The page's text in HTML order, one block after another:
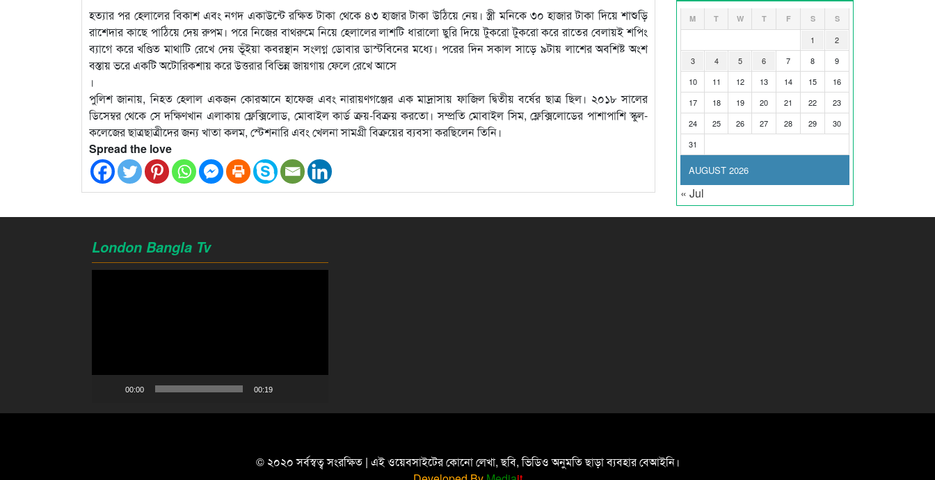
হত্যার পর হেলালের বিকাশ এবং নগদ একাউন্টে রক্ষিত টাকা থেকে ৪৩ হাজার টাকা উঠিয়ে নেয়। স্ত্রী মনিকে ৩০ হাজার টাকা দিয়ে শাশুড়ি
রাশেদার কাছে পাঠিয়ে দেয় রুপম। পরে নিজের বাথরুমে নিয়ে হেলালের লাশটি ধারালো ছুরি দিয়ে টুকরো টুকরো করে রাতের বেলায়ই শপিং
ব্যাগে করে খণ্ডিত মাথাটি রেখে দেয় ভূঁইয়া কবরস্থান সংলগ্ন ডোবার ডাস্টবিনের মধ্যে। পরের দিন সকাল সাড়ে ৯টায় লাশের অবশিষ্ট অংশ
বস্তায় ভরে একটি অটোরিকশায় করে উত্তরার বিভিন্ন জায়গায় ফেলে রেখে আসে
।
পুলিশ জানায়, নিহত হেলাল একজন কোরআনে হাফেজ এবং নারায়ণগঞ্জের এক মাদ্রাসায় ফাজিল দ্বিতীয় বর্ষের ছাত্র ছিল। ২০১৮ সালের
ডিসেম্বর থেকে সে দক্ষিণখান এলাকায় ফ্লেক্সিলোড, মোবাইল কার্ড ক্রয়-বিক্রয় করতো। সম্প্রতি মোবাইল সিম, ফ্লেক্সিলোডের পাশাপাশি স্কুল-
কলেজের ছাত্রছাত্রীদের জন্য খাতা কলম, স্টেশনারি এবং খেলনা সামগ্রী বিক্রয়ের ব্যবসা করছিলেন তিনি।
Spread the love
AUGUST 2026
M T W T F S S
1
2
3
4 5 6 7 8
9
10
11 12 13 14 15
16
17
18 19 20 21 22
23
24
25 26 27 28 29
30
31
« Jul
London Bangla Tv
00:00 00:19
© ২০২০ সর্বস্বত্ব সংরক্ষিত | এই ওয়েবসাইটের কোনো লেখা, ছবি, ভিডিও অনুমতি ছাড়া ব্যবহার বেআইনি।